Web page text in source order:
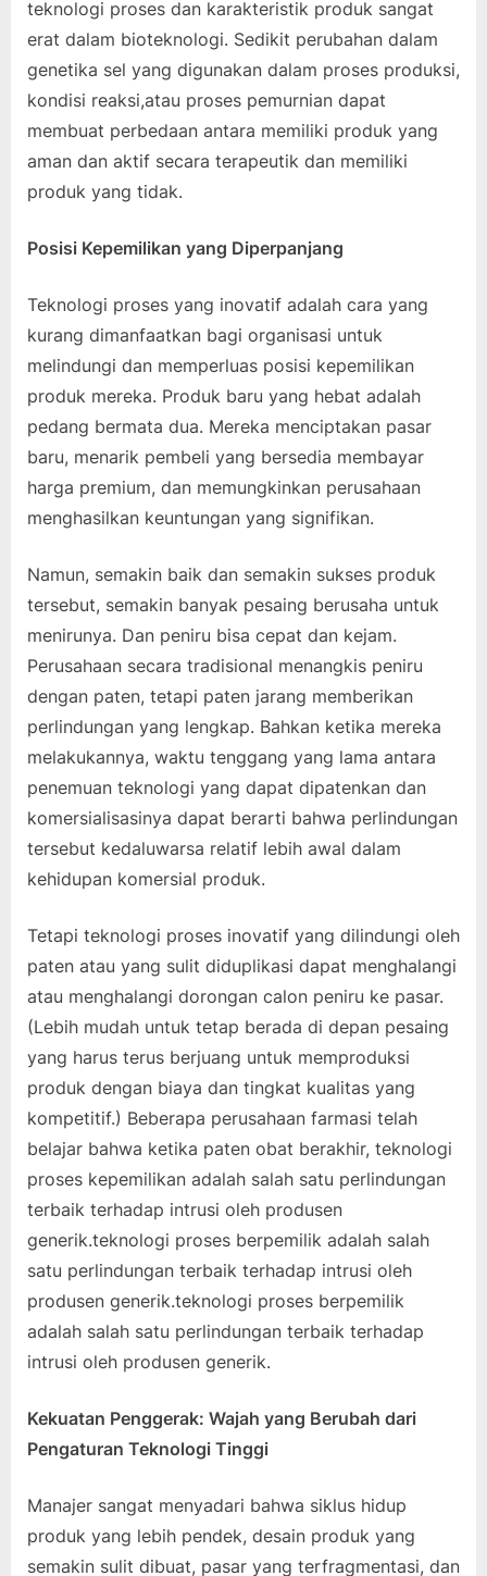
teknologi proses dan karakteristik produk sangat
erat dalam bioteknologi. Sedikit perubahan dalam
genetika sel yang digunakan dalam proses produksi,
kondisi reaksi,atau proses pemurnian dapat
membuat perbedaan antara memiliki produk yang
aman dan aktif secara terapeutik dan memiliki
produk yang tidak.
Posisi Kepemilikan yang Diperpanjang
Teknologi proses yang inovatif adalah cara yang
kurang dimanfaatkan bagi organisasi untuk
melindungi dan memperluas posisi kepemilikan
produk mereka. Produk baru yang hebat adalah
pedang bermata dua. Mereka menciptakan pasar
baru, menarik pembeli yang bersedia membayar
harga premium, dan memungkinkan perusahaan
menghasilkan keuntungan yang signifikan.
Namun, semakin baik dan semakin sukses produk
tersebut, semakin banyak pesaing berusaha untuk
menirunya. Dan peniru bisa cepat dan kejam.
Perusahaan secara tradisional menangkis peniru
dengan paten, tetapi paten jarang memberikan
perlindungan yang lengkap. Bahkan ketika mereka
melakukannya, waktu tenggang yang lama antara
penemuan teknologi yang dapat dipatenkan dan
komersialisasinya dapat berarti bahwa perlindungan
tersebut kedaluwarsa relatif lebih awal dalam
kehidupan komersial produk.
Tetapi teknologi proses inovatif yang dilindungi oleh
paten atau yang sulit diduplikasi dapat menghalangi
atau menghalangi dorongan calon peniru ke pasar.
(Lebih mudah untuk tetap berada di depan pesaing
yang harus terus berjuang untuk memproduksi
produk dengan biaya dan tingkat kualitas yang
kompetitif.) Beberapa perusahaan farmasi telah
belajar bahwa ketika paten obat berakhir, teknologi
proses kepemilikan adalah salah satu perlindungan
terbaik terhadap intrusi oleh produsen
generik.teknologi proses berpemilik adalah salah
satu perlindungan terbaik terhadap intrusi oleh
produsen generik.teknologi proses berpemilik
adalah salah satu perlindungan terbaik terhadap
intrusi oleh produsen generik.
Kekuatan Penggerak: Wajah yang Berubah dari
Pengaturan Teknologi Tinggi
Manajer sangat menyadari bahwa siklus hidup
produk yang lebih pendek, desain produk yang
semakin sulit dibuat, pasar yang terfragmentasi, dan